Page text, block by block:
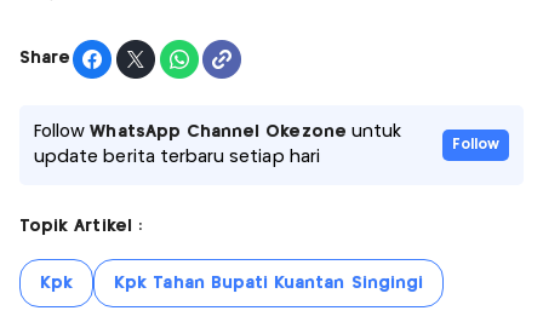
Share
FollowWhatsApp Channel Okezone untuk
update berita terbaru setiap hari
Follow
Topik Artikel :
Kpk Kpk Tahan Bupati Kuantan Singingi